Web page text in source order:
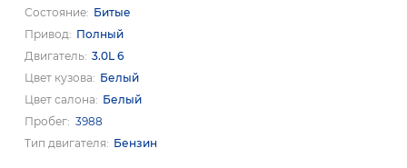
Состояние Битые
Привод Полный
Двигатель 3.0L 6
Цвет кузова
Белый
Цвет салона
Белый
Пробег 3988
Тип двигателя
Бензин